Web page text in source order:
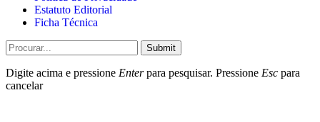
Estatuto Editorial
Ficha Técnica
Submit
Digite acima e pressione Enterpara pesquisar. Pressione Esc para
cancelar